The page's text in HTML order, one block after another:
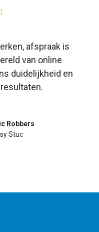
afspraak is
van online
duidelijkheid en
Robbers
Stuc